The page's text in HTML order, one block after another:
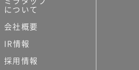
について
会社概要
IR情報
採用情報